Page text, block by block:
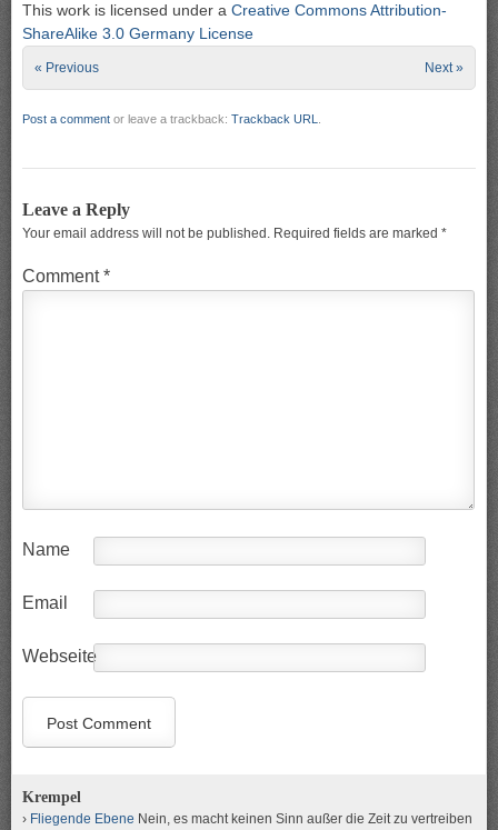
This work is licensed under a Creative Commons Attribution-
ShareAlike 3.0 Germany License
« Previous Next »
Post a comment or leave a trackback: Trackback URL.
Leave a Reply
Your email address will not be published. Required fields are marked *
Comment*
Name
Email
Webseite
Krempel
Fliegende Ebene Nein, es macht keinen Sinn außer die Zeit zu vertreiben